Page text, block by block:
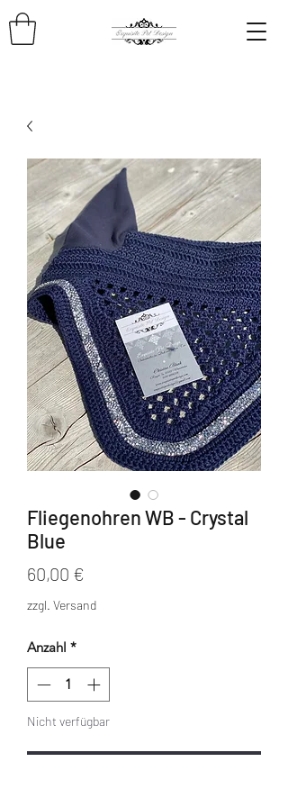
Fliegenohren WB - Crystal
Blue
60,00 €
zzgl. Versand
Anzahl *
Nicht verfügbar